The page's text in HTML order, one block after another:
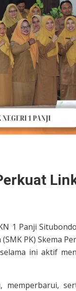
1 Panji
PK) Skema
ini aktif